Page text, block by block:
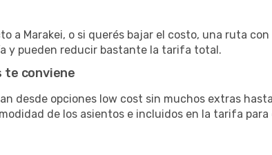
a Marakei, o si querés bajar el costo, una ruta
y pueden reducir bastante la tarifa total.
te conviene
desde opciones low cost sin muchos extras
de los asientos e incluidos en la tarifa